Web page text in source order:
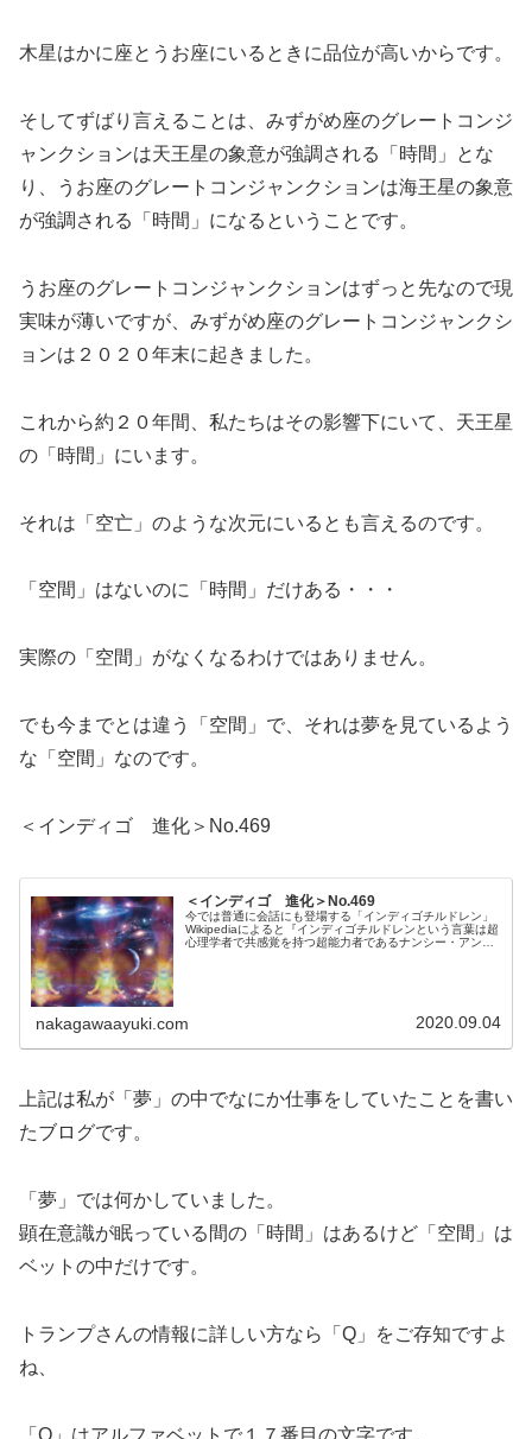
木星はかに座とうお座にいるときに品位が高いからです。
そしてずばり言えることは、みずがめ座のグレートコンジ
ャンクションは天王星の象意が強調される「時間」とな
り、うお座のグレートコンジャンクションは海王星の象意
が強調される「時間」になるということです。
うお座のグレートコンジャンクションはずっと先なので現
実味が薄いですが、みずがめ座のグレートコンジャンクシ
ョンは２０２０年末に起きました。
これから約２０年間、私たちはその影響下にいて、天王星
の「時間」にいます。
それは「空亡」のような次元にいるとも言えるのです。
「空間」はないのに「時間」だけある・・・
実際の「空間」がなくなるわけではありません。
でも今までとは違う「空間」で、それは夢を見ているよう
な「空間」なのです。
＜インディゴ 進化＞ No.469
＜インディゴ 進化＞No.469
今では普通に会話にも登場する「インディゴチルドレン」
Wikipediaによると『インディゴチルドレンという言葉は超
心理学者で共感覚を持つ超能力者であるナンシー・アン・
nakagawaayuki.com 2020.09.04
上記は私が「夢」の中でなにか仕事をしていたことを書い
たブログです。
「夢」では何かしていました。
顕在意識が眠っている間の「時間」はあるけど「空間」は
ベットの中だけです。
トランプさんの情報に詳しい方なら「 Q 」をご存知ですよ
ね、
「 Q 」はアルファベットで１７番目の文字です。